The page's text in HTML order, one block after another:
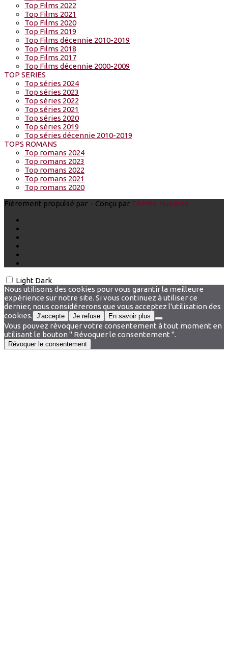
Top Films 2022
Top Films 2021
Top Films 2020
Top Films 2019
Top Films décennie 2010-2019
Top Films 2018
Top Films 2017
Top Films décennie 2000-2009
TOP SERIES
Top séries 2024
Top séries 2023
Top séries 2022
Top séries 2021
Top séries 2020
Top séries 2019
Top séries décennie 2010-2019
TOPS ROMANS
Top romans 2024
Top romans 2023
Top romans 2022
Top romans 2021
Top romans 2020
Fièrement propulsé par - Conçu par Thème Hueman
Light Dark
Nous utilisons des cookies pour vous garantir la meilleure
expérience sur notre site. Si vous continuez à utiliser ce
dernier, nous considérerons que vous acceptez l'utilisation des
cookies. J'accepte Je refuse En savoir plus
Vous pouvez révoquer votre consentement à tout moment en
utilisant le bouton " Révoquer le consentement ".
Révoquer le consentement